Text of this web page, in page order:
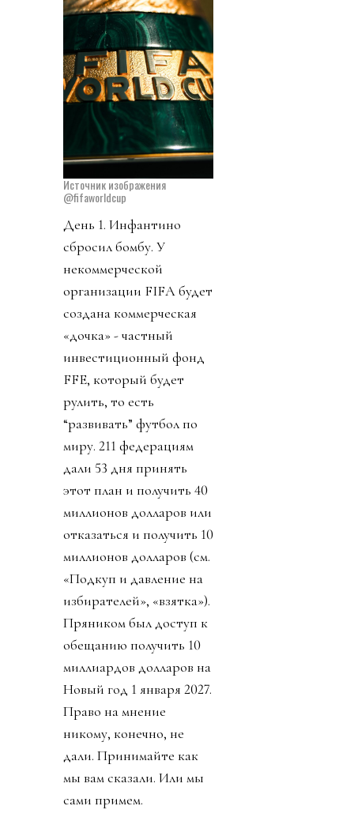
Источник изображения
@fifaworldcup
День 1. Инфантино
сбросил бомбу. У
некоммерческой
организации FIFA будет
создана коммерческая
«дочка» - частный
инвестиционный фонд
FFE, который будет
рулить, то есть
“развивать” футбол по
миру. 211 федерациям
дали 53 дня принять
этот план и получить 40
миллионов долларов или
отказаться и получить 10
миллионов долларов (см.
«Подкуп и давление на
избирателей», «взятка»).
Пряником был доступ к
обещанию получить 10
миллиардов долларов на
Новый год 1 января 2027.
Право на мнение
никому, конечно, не
дали. Принимайте как
мы вам сказали. Или мы
сами примем.